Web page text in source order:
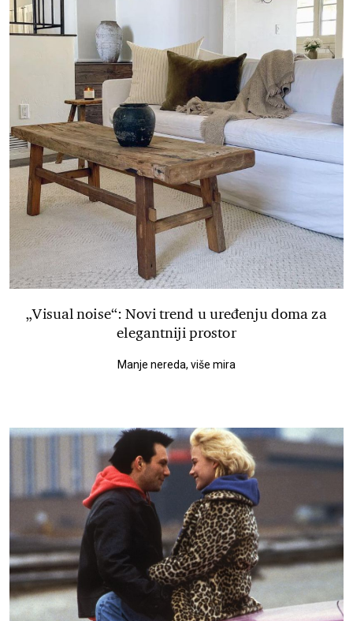
„Visual noise“: Novi trend u uređenju doma za
elegantniji prostor
Manje nereda, više mira